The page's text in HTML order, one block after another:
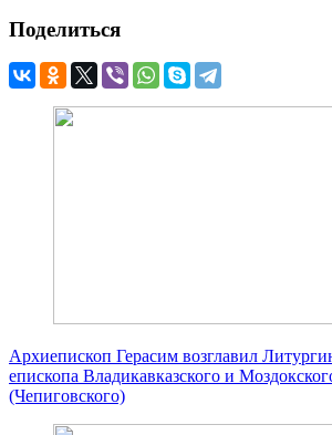
Поделиться
Архиепископ Герасим возглавил
епископа Владикавказского и
(Чепиговского)